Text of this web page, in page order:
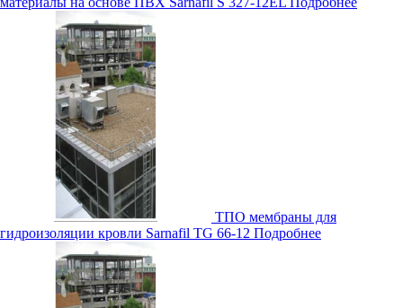
ТПО мембраны для
гидроизоляции кровли Sarnafil TG 66-12 Подробнее